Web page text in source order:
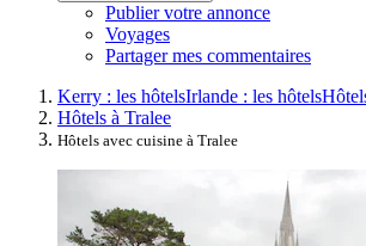
Publier votre annonce
Voyages
Partager mes commentaires
Kerry : les hôtelsIrlande : les hôtels
Hôtels à Tralee
Hôtels avec cuisine à Tralee